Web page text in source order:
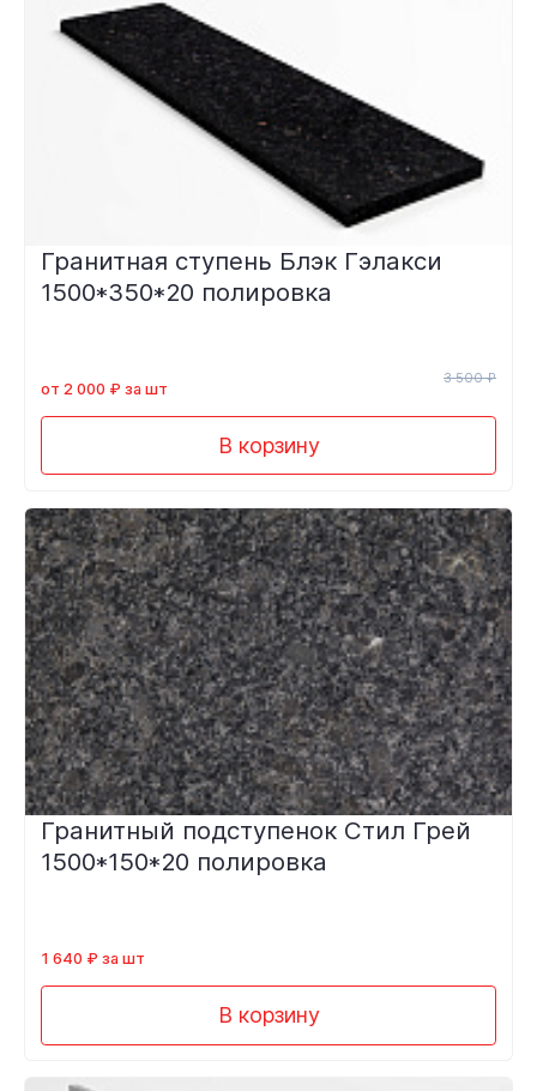
Гранитная ступень Блэк Гэлакси
1500*350*20 полировка
от 2 000 ₽ за шт
3 500 ₽
В корзину
Гранитный подступенок Стил Грей
1500*150*20 полировка
1 640 ₽ за шт
В корзину